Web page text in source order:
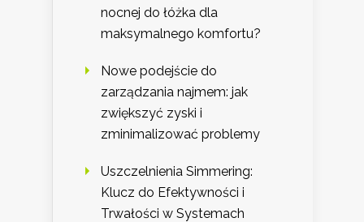
nocnej do łóżka dla
maksymalnego komfortu?
Nowe podejście do
zarządzania najmem: jak
zwiększyć zyski i
zminimalizować problemy
Uszczelnienia Simmering:
Klucz do Efektywności i
Trwałości w Systemach